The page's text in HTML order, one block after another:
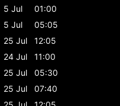
5 Jul
01:00
5 Jul
05:05
25 Jul
12:05
24 Jul
11:00
25 Jul
05:30
25 Jul
07:40